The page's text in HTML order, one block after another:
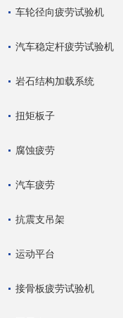
车轮径向疲劳试验机
汽车稳定杆疲劳试验机
岩石结构加载系统
扭矩板子
腐蚀疲劳
汽车疲劳
抗震支吊架
运动平台
接骨板疲劳试验机